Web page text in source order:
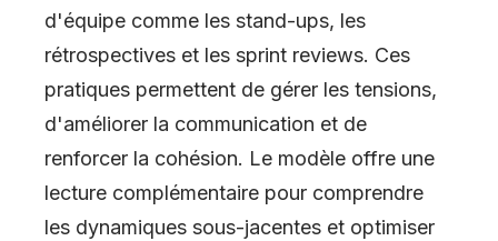
d'équipe comme les stand-ups, les
rétrospectives et les sprint reviews. Ces
pratiques permettent de gérer les tensions,
d'améliorer la communication et de
renforcer la cohésion. Le modèle offre une
lecture complémentaire pour comprendre
les dynamiques sous-jacentes et optimiser